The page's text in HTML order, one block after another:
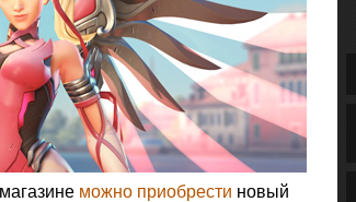
можно приобрести новый